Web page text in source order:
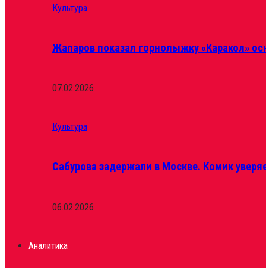
Культура
Жапаров показал горнолыжку «Каракол»
07.02.2026
Культура
Сабурова задержали в Москве. Комик
06.02.2026
Аналитика